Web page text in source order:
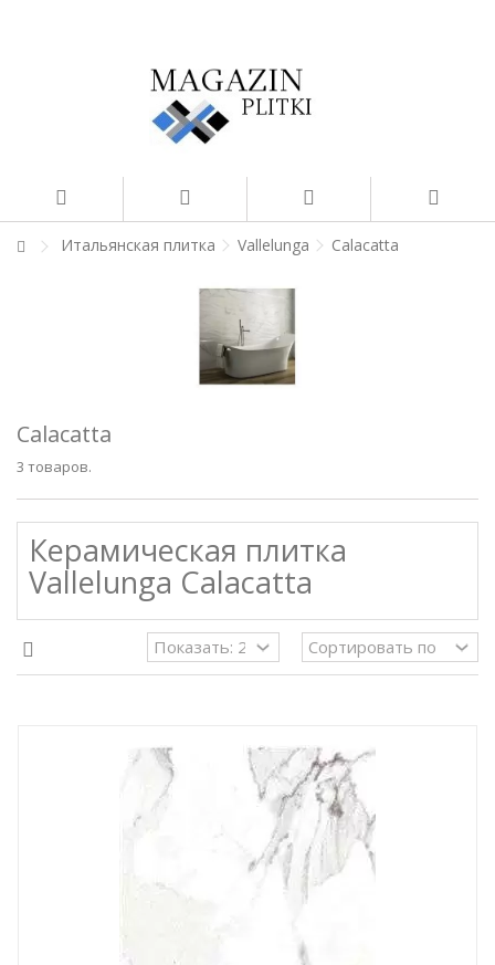
Итальянская плитка Vallelunga Calacatta
Calacatta
3 товаров.
Керамическая плитка
Vallelunga Calacatta